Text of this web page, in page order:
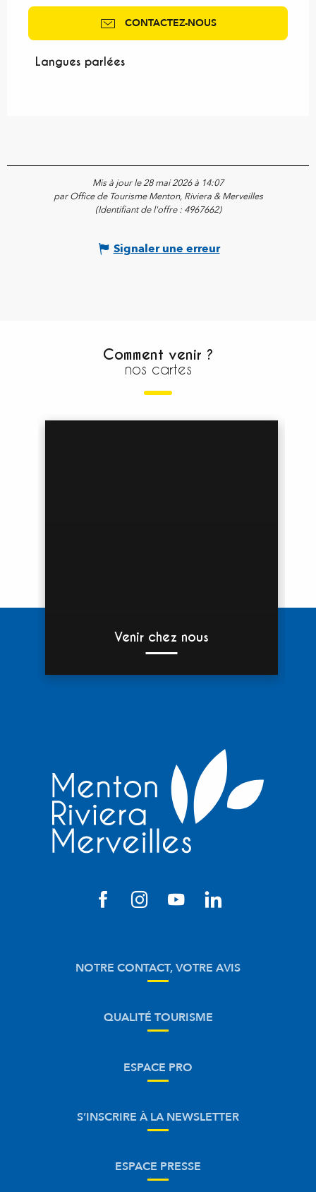
CONTACTEZ-NOUS
Langues parlées
Langues parlées
Mis à jour le 28 mai 2026 à 14:07
par Office de Tourisme Menton, Riviera & Merveilles
(Identifiant de l'offre : 4967662)
Signaler une erreur
Comment venir ?
nos cartes
Venir chez nous
NOTRE CONTACT, VOTRE AVIS
QUALITÉ TOURISME
ESPACE PRO
S’INSCRIRE À LA NEWSLETTER
ESPACE PRESSE